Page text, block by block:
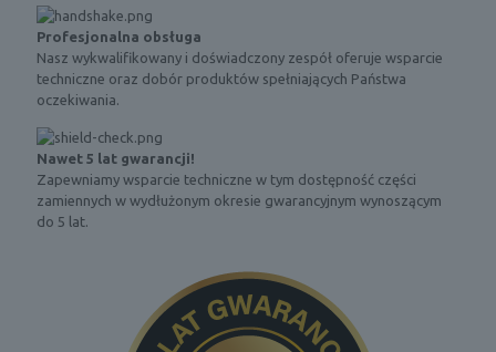
Profesjonalna obsługa
Nasz wykwalifikowany i doświadczony zespół oferuje wsparcie
techniczne oraz dobór produktów spełniających Państwa
oczekiwania.
Nawet 5 lat gwarancji!
Zapewniamy wsparcie techniczne w tym dostępność części
zamiennych w wydłużonym okresie gwarancyjnym wynoszącym
do 5 lat.